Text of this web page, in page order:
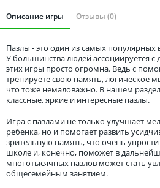
Описание игры Отзывы (0)
Пазлы - это один из самых
У большинства людей ассоциируется с
этих игры просто огромна. Ведь с
тренируете свою память, логическое
что тоже немаловажно. В нашем
классные, яркие и интересные пазлы.
Игра с пазлами не только улучшает
ребенка, но и помогает развить
зрительную память, что очень
школе и, конечно, поможет в
многотысячных пазлов может стать
общесемейным занятием.